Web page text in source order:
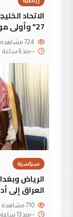
الاتحاد
27" وأولى مواجهات العراق
--منذ 6 ساعة
سياسية
الرياض
العراق إلى
--منذ 13 ساعة